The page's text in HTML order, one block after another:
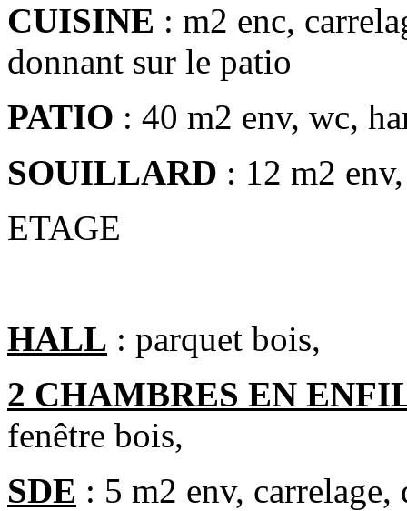
CUISINE : m2 enc,
donnant sur le patio
PATIO : 40 m2 env, wc,
SOUILLARD : 12 m2
ETAGE
HALL : parquet bois,
2 CHAMBRES EN
fenêtre bois,
SDE : 5 m2 env,